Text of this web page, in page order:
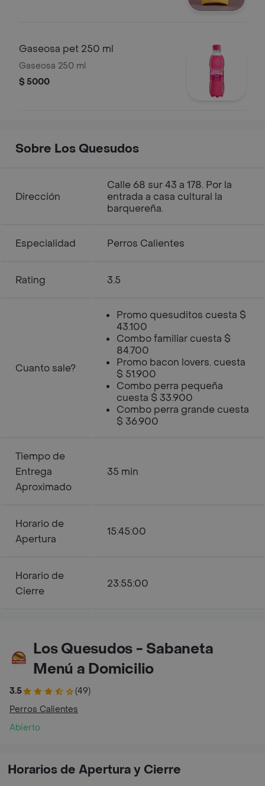
Gaseosa pet 250 ml
Gaseosa 250 ml
$ 5000
Sobre Los Quesudos
Dirección
Calle 68 sur 43 a 178. Por la
entrada a casa cultural la
barquereña.
Especialidad Perros Calientes
Rating 3.5
Cuanto sale?
Promo quesuditos cuesta $
43.100
Combo familiar cuesta $
84.700
Promo bacon lovers. cuesta
$ 51.900
Combo perra pequeña
cuesta $ 33.900
Combo perra grande cuesta
$ 36.900
Tiempo de
Entrega
Aproximado
35 min
Horario de
Apertura
15:45:00
Horario de
Cierre
23:55:00
Los Quesudos - Sabaneta
Menú a Domicilio
3.5
(49)
Perros Calientes
Abierto
Horarios de Apertura y Cierre